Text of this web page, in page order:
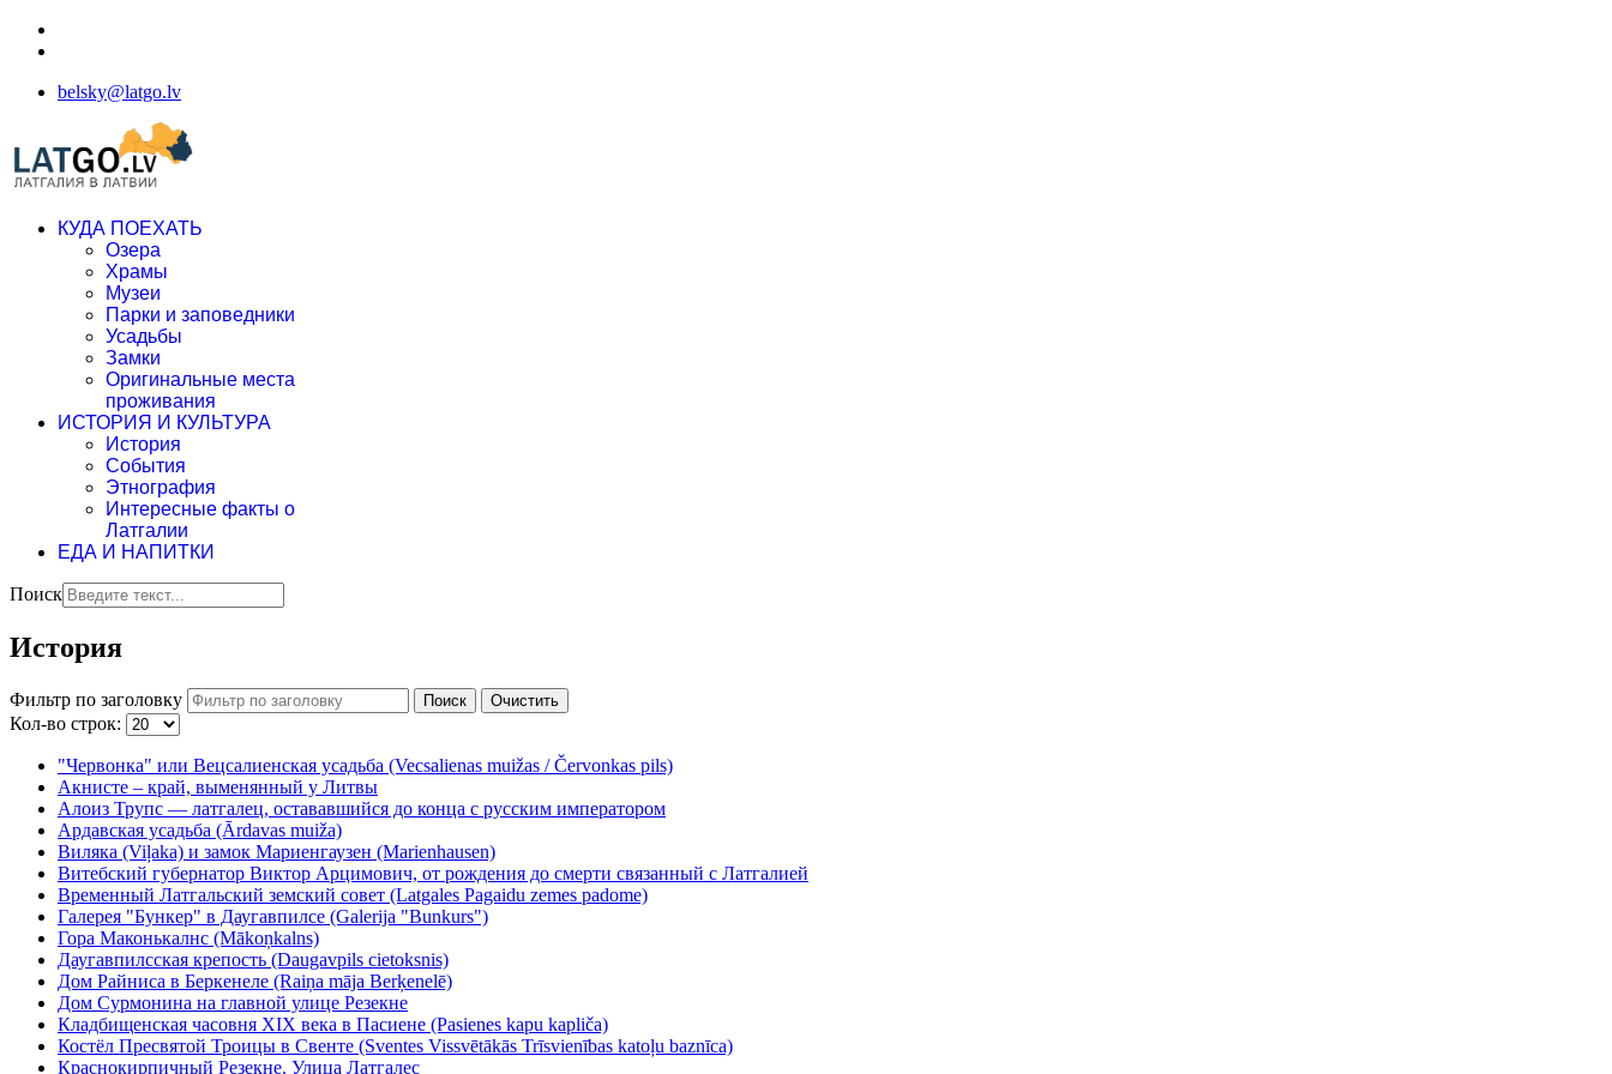
belsky@latgo.lv
КУДА ПОЕХАТЬ
Озера
Храмы
Музеи
Парки и заповедники
Усадьбы
Замки
Оригинальные места
проживания
ИСТОРИЯ И КУЛЬТУРА
История
События
Этнография
Интересные факты о
Латгалии
ЕДА И НАПИТКИ
Поиск
История
Фильтр по заголовку Поиск Очистить
Кол-во строк:
"Червонка" или Вецсалиенская усадьба (Vecsalienas muižas / Červonkas pils)
Акнисте – край, выменянный у Литвы
Алоиз Трупс — латгалец, остававшийся до конца с русским императором
Ардавская усадьба (Ārdavas muiža)
Виляка (Viļaka) и замок Мариенгаузен (Marienhausen)
Витебский губернатор Виктор Арцимович, от рождения до смерти связанный с Латгалией
Временный Латгальский земский совет (Latgales Pagaidu zemes padome)
Галерея "Бункер" в Даугавпилсе (Galerija "Bunkurs")
Гора Маконькалнс (Mākoņkalns)
Даугавпилсская крепость (Daugavpils cietoksnis)
Дом Райниса в Беркенеле (Raiņa māja Berķenelē)
Дом Сурмонина на главной улице Резекне
Кладбищенская часовня XIX века в Пасиене (Pasienes kapu kapliča)
Костёл Пресвятой Троицы в Свенте (Sventes Vissvētākās Trīsvienības katoļu baznīca)
Краснокирпичный Резекне. Улица Латгалес